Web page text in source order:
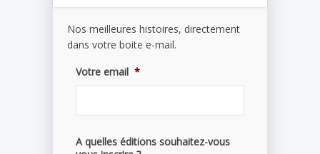
Nos meilleures histoires, directement
dans votre boite e-mail.
Votre email *
A quelles éditions souhaitez-vous